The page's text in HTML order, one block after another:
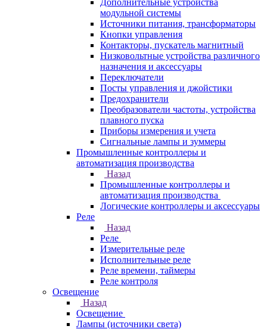
Дополнительные устройства
модульной системы
Источники питания, трансформаторы
Кнопки управления
Контакторы, пускатель магнитный
Низковольтные устройства различного
назначения и аксессуары
Переключатели
Посты управления и джойстики
Предохранители
Преобразователи частоты, устройства
плавного пуска
Приборы измерения и учета
Сигнальные лампы и зуммеры
Промышленные контроллеры и
автоматизация производства
Назад
Промышленные контроллеры и
автоматизация производства
Логические контроллеры и аксессуары
Реле
Назад
Реле
Измерительные реле
Исполнительные реле
Реле времени, таймеры
Реле контроля
Освещение
Назад
Освещение
Лампы (источники света)